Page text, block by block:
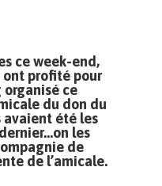
ce week-end,
ont profité pour
ce
du don du
avaient été les
les
de
de l’amicale.